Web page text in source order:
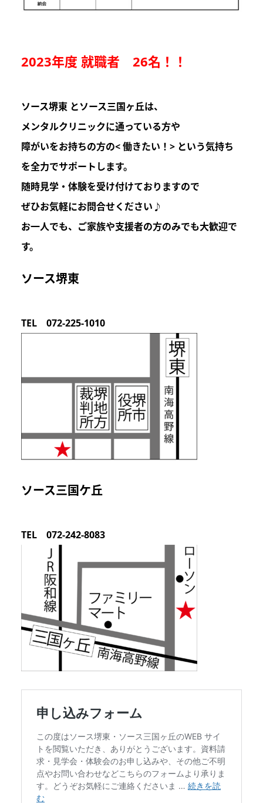
2023年度 就職者 26名！！
ソース堺東 とソース三国ヶ丘は、
メンタルクリニックに通っている方や
障がいをお持ちの方の< 働きたい！> という気持ち
を全力でサポートします。
随時見学・体験を受け付けておりますので
ぜひお気軽にお問合せください♪
お一人でも、ご家族や支援者の方のみでも大歓迎で
す。
ソース堺東
TEL 072-225-1010
ソース三国ケ丘
TEL 072-242-8083